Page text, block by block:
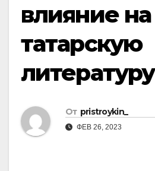
влияние на
татарскую
литературу
От pristroykin_
ФЕВ 26, 2023